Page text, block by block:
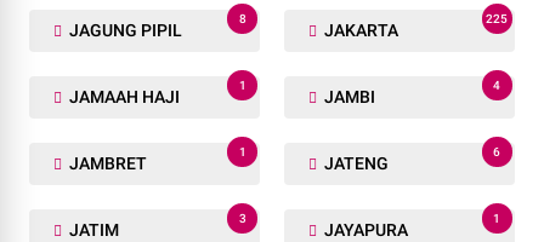
JAGUNG PIPIL
8
JAKARTA
225
JAMAAH HAJI
1
JAMBI
4
JAMBRET
1
JATENG
6
JATIM
3
JAYAPURA
1